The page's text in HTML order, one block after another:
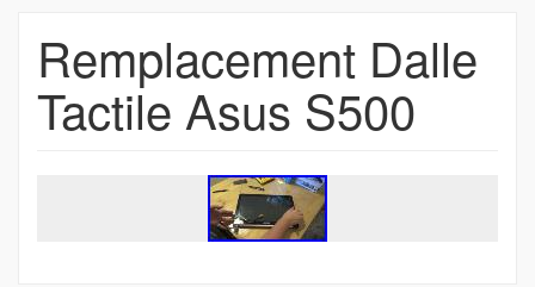
Remplacement Dalle
Tactile Asus S500